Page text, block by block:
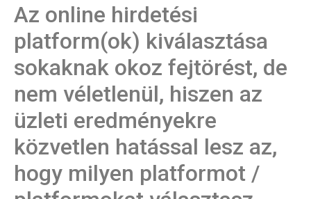
Az online hirdetési
platform(ok) kiválasztása
sokaknak okoz fejtörést, de
nem véletlenül, hiszen az
üzleti eredményekre
közvetlen hatással lesz az,
hogy milyen platformot /